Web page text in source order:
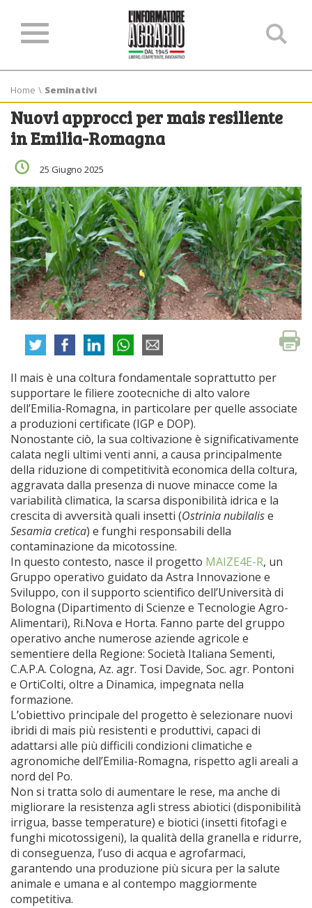
Home \ Seminativi
Nuovi approcci per mais resiliente
in Emilia-Romagna
25 Giugno 2025
Il mais è una coltura fondamentale soprattutto per
supportare le filiere zootecniche di alto valore
dell’Emilia-Romagna, in particolare per quelle associate
a produzioni certificate (IGP e DOP).
Nonostante ciò, la sua coltivazione è significativamente
calata negli ultimi venti anni, a causa principalmente
della riduzione di competitività economica della coltura,
aggravata dalla presenza di nuove minacce come la
variabilità climatica, la scarsa disponibilità idrica e la
crescita di avversità quali insetti (Ostrinia nubilalise
Sesamia cretica) e funghi responsabili della
contaminazione da micotossine.
In questo contesto, nasce il progetto MAIZE4E-R, un
Gruppo operativo guidato da Astra Innovazione e
Sviluppo, con il supporto scientifico dell’Università di
Bologna (Dipartimento di Scienze e Tecnologie Agro-
Alimentari), Ri.Nova e Horta. Fanno parte del gruppo
operativo anche numerose aziende agricole e
sementiere della Regione: Società Italiana Sementi,
C.A.P.A. Cologna, Az. agr. Tosi Davide, Soc. agr. Pontoni
e OrtiColti, oltre a Dinamica, impegnata nella
formazione.
L’obiettivo principale del progetto è selezionare nuovi
ibridi di mais più resistenti e produttivi, capaci di
adattarsi alle più difficili condizioni climatiche e
agronomiche dell’Emilia-Romagna, rispetto agli areali a
nord del Po.
Non si tratta solo di aumentare le rese, ma anche di
migliorare la resistenza agli stress abiotici (disponibilità
irrigua, basse temperature) e biotici (insetti fitofagi e
funghi micotossigeni), la qualità della granella e ridurre,
di conseguenza, l’uso di acqua e agrofarmaci,
garantendo una produzione più sicura per la salute
animale e umana e al contempo maggiormente
competitiva.